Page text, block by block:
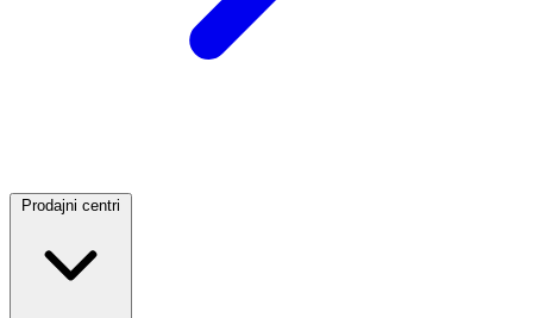
Prodajni centri